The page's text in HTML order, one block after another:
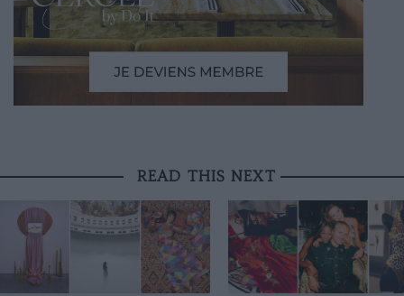
READ THIS NEXT